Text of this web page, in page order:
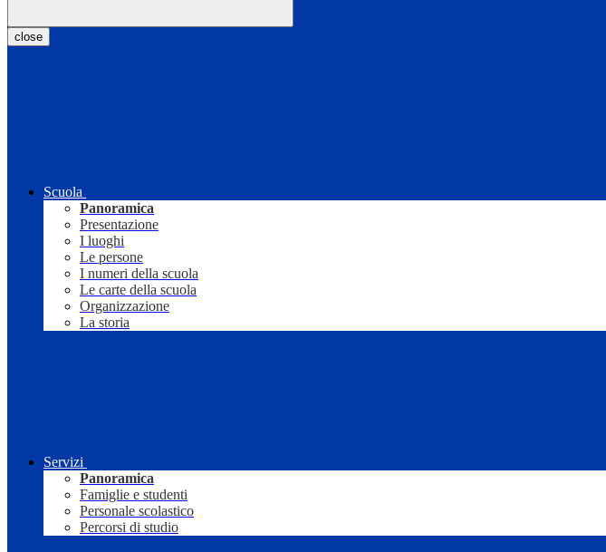
close
Scuola
Panoramica
Presentazione
I luoghi
Le persone
I numeri della scuola
Le carte della scuola
Organizzazione
La storia
Servizi
Panoramica
Famiglie e studenti
Personale scolastico
Percorsi di studio